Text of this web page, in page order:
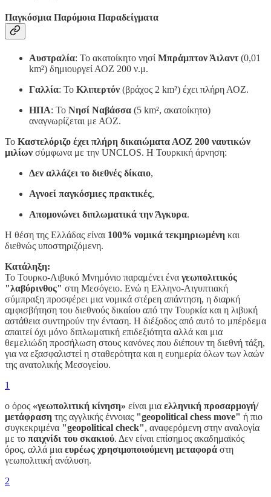
Παγκόσμια Παρόμοια Παραδείγματα
Αυστραλία: Το ακατοίκητο νησί Μπράμπτον Άιλαντ(0,01
km²) δημιουργεί ΑΟΖ 200 ν.μ.
Γαλλία: Το Κλιπερτόν (βράχος 2 km²) έχει πλήρη ΑΟΖ.
ΗΠΑ: Το Νησί Ναβάσσα (5 km², ακατοίκητο)
αναγνωρίζεται με ΑΟΖ.
Το Καστελόριζο έχει πλήρη δικαιώματα ΑΟΖ 200 ναυτικών
μιλίων σύμφωνα με την UNCLOS. Η Τουρκική άρνηση:
Δεν αλλάζει το διεθνές δίκαιο,
Αγνοεί παγκόσμιες πρακτικές,
Απομονώνει διπλωματικά την Άγκυρα.
Η θέση της Ελλάδας είναι 100% νομικά τεκμηριωμένη και
διεθνώς υποστηριζόμενη.
Κατάληξη:
Το Τουρκο-Λιβυκό Μνημόνιο παραμένει ένα γεωπολιτικός
"λαβύρινθος" στη Μεσόγειο. Ενώ η Ελληνο-Αιγυπτιακή
σύμπραξη προσφέρει μια νομικά στέρεη απάντηση, η διαρκή
αμφισβήτηση του διεθνούς δικαίου από την Τουρκία και η λιβυκή
αστάθεια συντηρούν την ένταση. Η διέξοδος από αυτό το μπέρδεμα
απαιτεί όχι μόνο διπλωματική επιδεξιότητα αλλά και μια
θεμελιώδη προσήλωση στους κανόνες που διέπουν τη διεθνή τάξη,
για να εξασφαλιστεί η σταθερότητα και η ευημερία όλων των λαών
της ανατολικής Μεσογείου.
1
ο όρος «γεωπολιτική κίνηση» είναι μια ελληνική προσαρμογή/
μετάφραση της αγγλικής έννοιας "geopolitical chess move" ή πιο
συγκεκριμένα "geopolitical check", αναφερόμενη στην αναλογία
με το παιχνίδι του σκακιού. Δεν είναι επίσημος ακαδημαϊκός
όρος, αλλά μια ευρέως χρησιμοποιούμενη μεταφορά στη
γεωπολιτική ανάλυση.
2